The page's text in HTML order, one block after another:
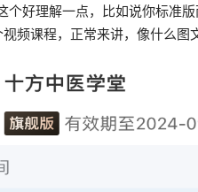
个好理解一点，比如说你标准
频课程，正常来讲，像什么